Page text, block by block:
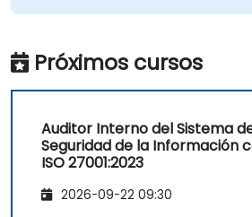
Próximos cursos
Auditor Interno del Sistema
Seguridad de la Información
ISO 27001:2023
2026-09-22 09:30